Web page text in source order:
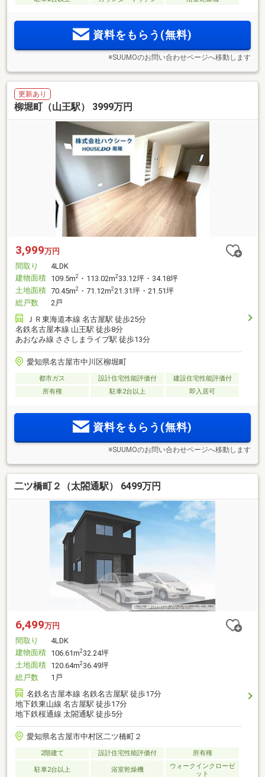
資料をもらう(無料)
※SUUMOのお問い合わせページへ移動します
更新あり
柳堀町（山王駅） 3999万円
3,999万円
間取り
4LDK
建物面積 109.5m2 ・113.02m233.12坪・34.18坪
土地面積 70.45m2 ・71.12m221.31坪・21.51坪
総戸数
2戸
ＪＲ東海道本線 名古屋駅 徒歩25分
名鉄名古屋本線 山王駅 徒歩8分
あおなみ線 ささしまライブ駅 徒歩13分
愛知県名古屋市中川区柳堀町
都市ガス 設計住宅性能評価付
建設住宅性能評価付
所有権
駐車2台以上 即入居可
資料をもらう(無料)
※SUUMOのお問い合わせページへ移動します
二ツ橋町２（太閤通駅） 6499万円
6,499万円
間取り
4LDK
建物面積 106.61m2 32.24坪
土地面積 120.64m2 36.49坪
総戸数
1戸
名鉄名古屋本線 名鉄名古屋駅 徒歩17分
地下鉄東山線 名古屋駅 徒歩17分
地下鉄桜通線 太閤通駅 徒歩5分
愛知県名古屋市中村区二ツ橋町２
2階建て 設計住宅性能評価付 所有権
駐車2台以上 浴室乾燥機
ウォークインクローゼ
ット